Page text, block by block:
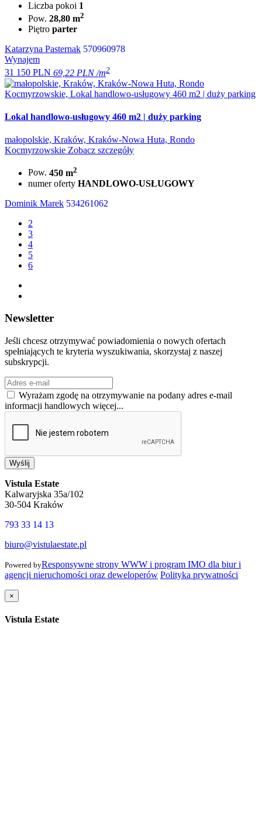
Liczba pokoi 1
Pow. 28,80 m2
Piętro parter
Katarzyna Pasternak 570960978
Wynajem
31 150 PLN 69,22 PLN /m2
Lokal handlowo-usługowy 460 m2 | duży parking
małopolskie, Kraków, Kraków-Nowa Huta, Rondo
Kocmyrzowskie Zobacz szczegóły
Pow. 450 m2
numer oferty HANDLOWO-USŁUGOWY
Dominik Marek 534261062
2
3
4
5
6
Newsletter
Jeśli chcesz otrzymywać powiadomienia o nowych ofertach
spełniających te kryteria wyszukiwania, skorzystaj z naszej
subskrypcji.
Wyrażam zgodę na otrzymywanie na podany adres e-mail
informacji handlowych więcej...
Wyślij
Vistula Estate
Kalwaryjska 35a/102
30-504 Kraków
793 33 14 13
biuro@vistulaestate.pl
Powered byResponsywne strony WWW i program IMO dla biur i
agencji nieruchomości oraz deweloperów Polityka prywatności
×
Vistula Estate